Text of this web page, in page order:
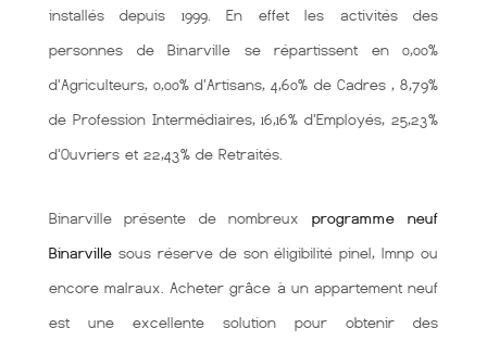
installés depuis 1999. En effet les activités des
personnes de Binarville se répartissent en 0,00%
d'Agriculteurs, 0,00% d'Artisans, 4,60% de Cadres , 8,79%
de Profession Intermédiaires, 16,16% d'Employés, 25,23%
d'Ouvriers et 22,43% de Retraités.
Binarville présente de nombreux programme neuf
Binarville sous réserve de son éligibilité pinel, lmnp ou
encore malraux. Acheter grâce à un appartement neuf
est une excellente solution pour obtenir des